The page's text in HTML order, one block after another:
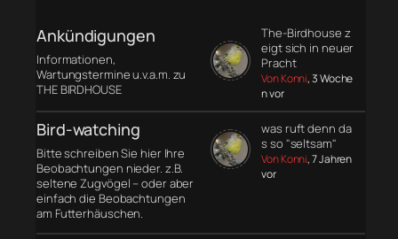
Ankündigungen
Informationen,
Wartungstermine u.v.a.m. zu
THE BIRDHOUSE
The-Birdhouse z
eigt sich in neuer
Pracht
Von Konni, 3 Woche
n vor
Bird-watching
Bitte schreiben Sie hier Ihre
Beobachtungen nieder. z.B.
seltene Zugvögel – oder aber
einfach die Beobachtungen
am Futterhäuschen.
was ruft denn da
s so "seltsam"
Von Konni, 7 Jahren
vor